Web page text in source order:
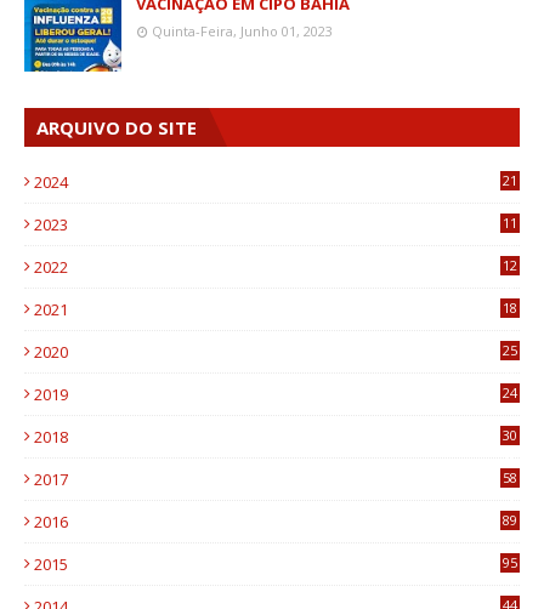
Quinta-Feira, Junho 01, 2023
ARQUIVO DO SITE
2024 21
2023
11
2022
12
2021
18
2020
25
2019
24
2018
30
2017
58
2016
89
2015
95
44